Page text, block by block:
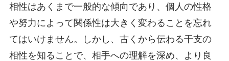
相性はあくまで一般的な傾向であり、個人の性格
や努力によって関係性は大きく変わることを忘れ
てはいけません。しかし、古くから伝わる干支の
相性を知ることで、相手への理解を深め、より良